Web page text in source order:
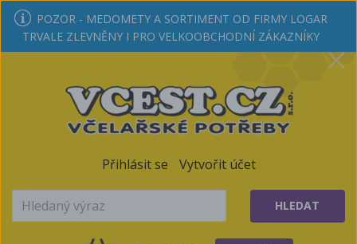
POZOR - MEDOMETY A SORTIMENT OD FIRMY LOGAR
TRVALE ZLEVNĚNY I PRO VELKOOBCHODNÍ ZÁKAZNÍKY
Přihlásit se Vytvořit účet
HLEDAT